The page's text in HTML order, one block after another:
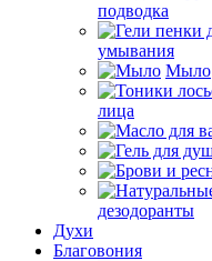
подводка
умывания
Мыло
лица
дезодоранты
Духи
Благовония